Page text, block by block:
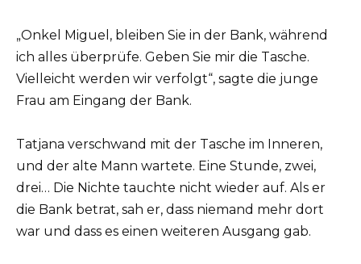
„Onkel Miguel, bleiben Sie in der Bank, während
ich alles überprüfe. Geben Sie mir die Tasche.
Vielleicht werden wir verfolgt“, sagte die junge
Frau am Eingang der Bank.
Tatjana verschwand mit der Tasche im Inneren,
und der alte Mann wartete. Eine Stunde, zwei,
drei… Die Nichte tauchte nicht wieder auf. Als er
die Bank betrat, sah er, dass niemand mehr dort
war und dass es einen weiteren Ausgang gab.